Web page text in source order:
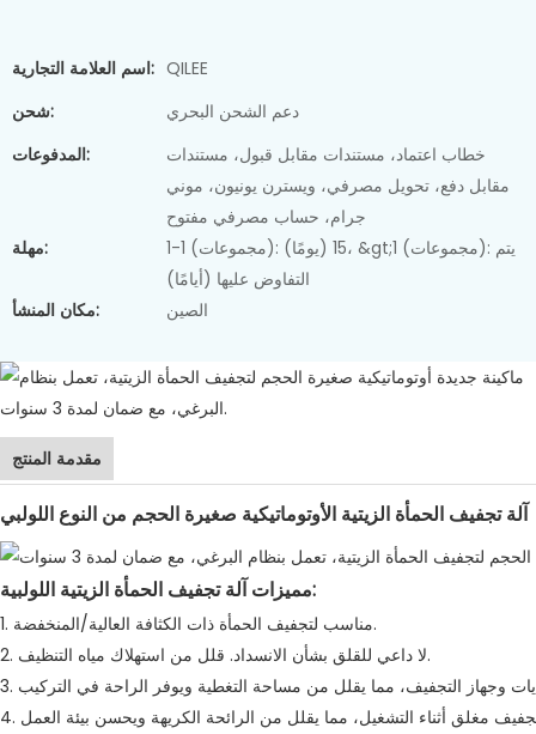
اسم العلامة التجارية: QILEE
شحن:
دعم الشحن البحري
المدفوعات:
خطاب اعتماد، مستندات مقابل قبول، مستندات
مقابل دفع، تحويل مصرفي، ويسترن يونيون، موني
جرام، حساب مصرفي مفتوح
مهلة:
1-1 (مجموعات): 15 (يومًا)، &gt;1 (مجموعات): يتم
التفاوض عليها (أيامًا)
مكان المنشأ:
الصين
مقدمة المنتج
آلة تجفيف الحمأة الزيتية الأوتوماتيكية صغيرة الحجم من النوع اللولبي
مميزات آلة تجفيف الحمأة الزيتية اللولبية:
1. مناسب لتجفيف الحمأة ذات الكثافة العالية/المنخفضة.
2. لا داعي للقلق بشأن الانسداد. قلل من استهلاك مياه التنظيف.